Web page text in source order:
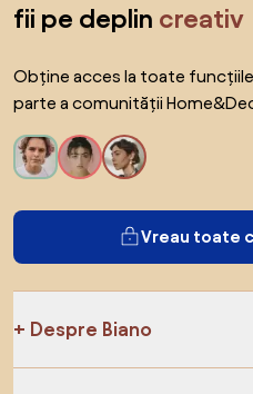
fii pe deplin creativ
Obține acces la toate
parte a comunității
Vreau toate
Despre Biano